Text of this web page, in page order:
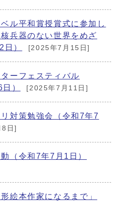
ル平和賞授賞式に参加し
兵器のない世界をめざ
）
[2025年7月15日]
ーフェスティバル
）
[2025年7月11日]
対策勉強会（令和7年7
日]
（令和7年7月1日）
絵本作家になるまで」